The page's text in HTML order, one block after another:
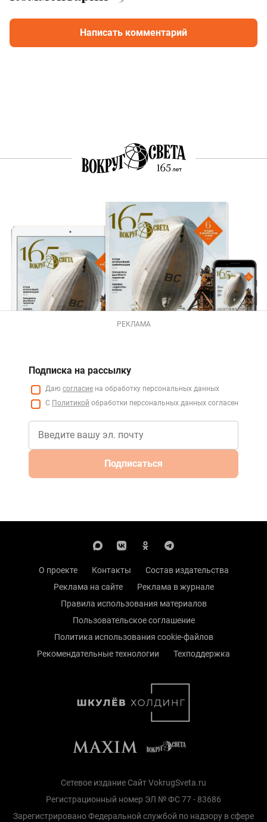
Написать комментарий
РЕКЛАМА
Подписка на рассылку
Даю согласие на обработку персональных данных
С Политикой обработки персональных данных согласен
Подписаться
О проекте Контакты
Состав издательства
Реклама на сайте
Реклама в журнале
Правила использования материалов
Пользовательское соглашение
Политика использования cookie-файлов
Рекомендательные технологии
Техподдержка
Сетевое издание Сайт VokrugSveta.ru
Регистрационный номер ЭЛ № ФС 77 - 83686
Зарегистрировано Федеральной службой по надзору в сфере